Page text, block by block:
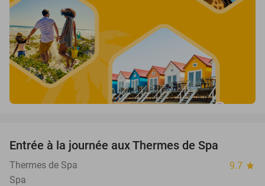
Entrée à la journée aux Thermes de Spa
Thermes de Spa 9.7 star
Spa